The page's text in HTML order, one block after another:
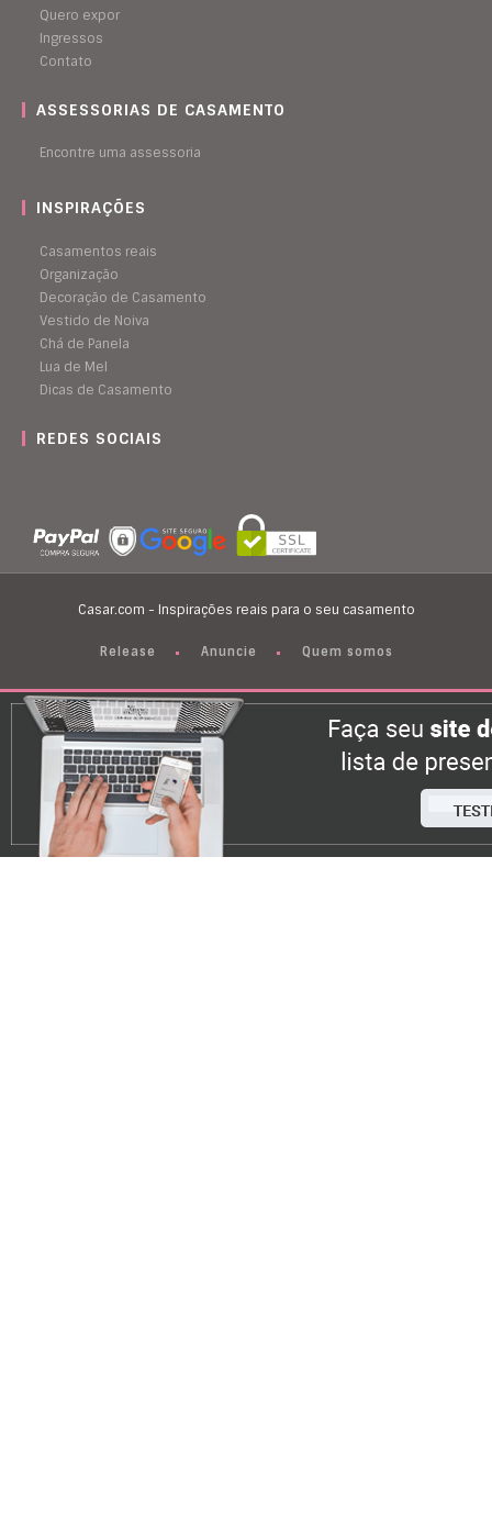
Quero expor
Ingressos
Contato
ASSESSORIAS DE CASAMENTO
Encontre uma assessoria
INSPIRAÇÕES
Casamentos reais
Organização
Decoração de Casamento
Vestido de Noiva
Chá de Panela
Lua de Mel
Dicas de Casamento
REDES SOCIAIS
Casar.com - Inspirações reais para o seu casamento
Release Anuncie Quem somos